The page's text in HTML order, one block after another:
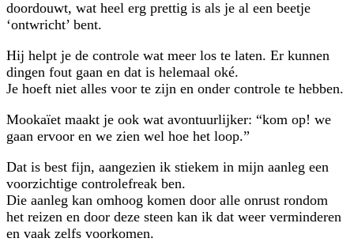
doordouwt, wat heel erg prettig is als je al een beetje
‘ontwricht’ bent.
Hij helpt je de controle wat meer los te laten. Er kunnen
dingen fout gaan en dat is helemaal oké.
Je hoeft niet alles voor te zijn en onder controle te hebben.
Mookaïet maakt je ook wat avontuurlijker: “kom op! we
gaan ervoor en we zien wel hoe het loop.”
Dat is best fijn, aangezien ik stiekem in mijn aanleg een
voorzichtige controlefreak ben.
Die aanleg kan omhoog komen door alle onrust rondom
het reizen en door deze steen kan ik dat weer verminderen
en vaak zelfs voorkomen.